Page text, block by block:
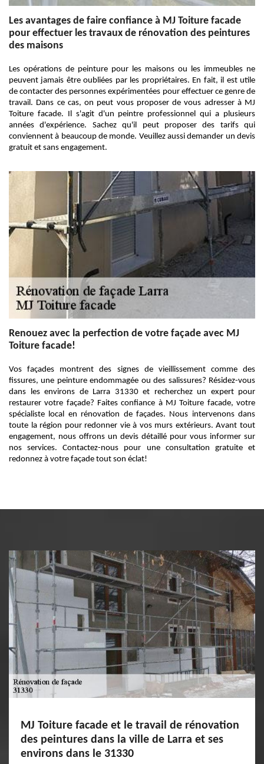
Les avantages de faire confiance à MJ Toiture facade
pour effectuer les travaux de rénovation des peintures
des maisons
Les opérations de peinture pour les maisons ou les immeubles ne
peuvent jamais être oubliées par les propriétaires. En fait, il est utile
de contacter des personnes expérimentées pour effectuer ce genre de
travail. Dans ce cas, on peut vous proposer de vous adresser à MJ
Toiture facade. Il s'agit d'un peintre professionnel qui a plusieurs
années d'expérience. Sachez qu'il peut proposer des tarifs qui
conviennent à beaucoup de monde. Veuillez aussi demander un devis
gratuit et sans engagement.
Renouez avec la perfection de votre façade avec MJ
Toiture facade!
Vos façades montrent des signes de vieillissement comme des
fissures, une peinture endommagée ou des salissures? Résidez-vous
dans les environs de Larra 31330 et recherchez un expert pour
restaurer votre façade? Faites confiance à MJ Toiture facade, votre
spécialiste local en rénovation de façades. Nous intervenons dans
toute la région pour redonner vie à vos murs extérieurs. Avant tout
engagement, nous offrons un devis détaillé pour vous informer sur
nos services. Contactez-nous pour une consultation gratuite et
redonnez à votre façade tout son éclat!
MJ Toiture facade et le travail de rénovation
des peintures dans la ville de Larra et ses
environs dans le 31330